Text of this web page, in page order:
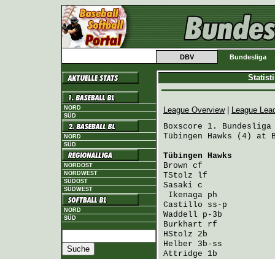
DBV Bundesliga
NORD
SÜD
NORD
SÜD
NORDOST
NORDWEST
SÜDOST
SÜDWEST
NORD
SÜD
League Overview|
League
Boxscore 1. Bundesliga
Tübingen Hawks (4) at
Tübingen Hawks
Brown cf
TStolz lf               4
Sasaki c
Ikenaga ph
Castillo ss-p
Waddell p-3b
Burkhart rf
HStolz 2b
Helber 3b-ss
Attridge 1b